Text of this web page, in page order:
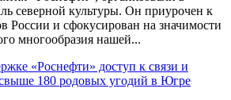
северной культуры. Он приурочен к
России и сфокусирован на значимости
многообразия нашей...
«Роснефти» доступ к связи и
180 родовых угодий в Югре